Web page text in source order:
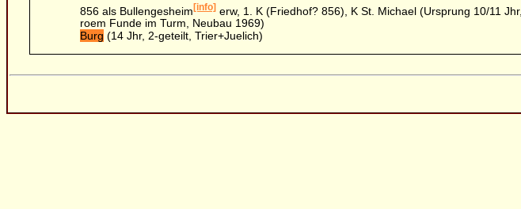
856 als Bullengesheim[info] erw, 1. K (Friedhof? 856), K St. Michael (Ursprung 10/11 Jhr,
roem Funde im Turm, Neubau 1969)
Burg (14 Jhr, 2-geteilt, Trier+Juelich)